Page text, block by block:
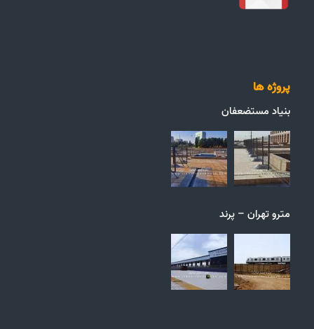
پروژه ها
بنیاد مستضعفان
مترو تهران – پرند